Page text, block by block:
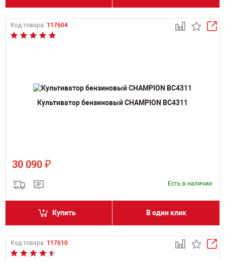
Код товара: 117604
Культиватор бензиновый CHAMPION BC4311
30 090 ₽
Есть в наличии
Купить В один клик
Код товара: 117610